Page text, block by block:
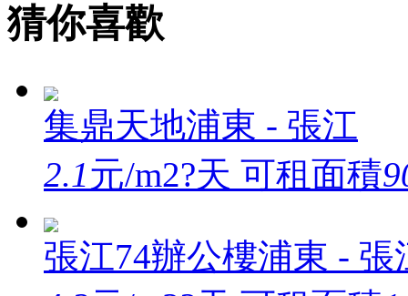
猜你喜歡
集鼎天地浦東 - 張江
2.1元/m2?天 可租面積
張江74辦公樓浦東 - 張